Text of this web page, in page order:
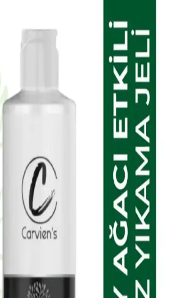
Karma Ciltler İçin Aydınlatıcı
Seti İncelemesi
ciltler için aydınlatıcı ve yenileyici
cilt tonunu eşitler, gözenekleri
Düzenli kullanımda gözle görülür
Yoğun Yaşlanma Karşıtı
İncelemesi ve Kullanım
Yaşlanma Karşıtı Gündüz Bakım
SPF 30 ile cildi nemlendirir, yaşlanma
pürüzsüzleştirir, hassas ciltler için uygun
Yapılan El Yapımı Adaçayı
Cilt Bakımı İçin Uygun Bir
el yapımı adaçayı ile zenginleştirilmiş
nemlendirir ve ferahlatır. Hassas
ve uzun süre kullanılabilen bu ürün, cilt